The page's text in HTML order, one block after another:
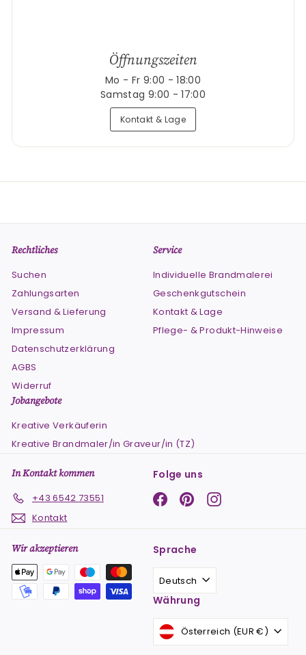
Öffnungszeiten
Mo - Fr 9:00 - 18:00
Samstag 9:00 - 17:00
Kontakt & Lage
Rechtliches
Suchen
Zahlungsarten
Versand & Lieferung
Impressum
Datenschutzerklärung
AGBS
Widerruf
Service
Individuelle Brandmalerei
Geschenkgutschein
Kontakt & Lage
Pflege- & Produkt-Hinweise
Jobangebote
Kreative Verkäuferin
Kreative Brandmaler/in Graveur/in (TZ)
In Kontakt kommen
+43 6542 73551
Kontakt
Folge uns
Facebook
PinterestInstagram
Wir akzeptieren Sprache
Deutsch
Währung
Österreich (EUR €)